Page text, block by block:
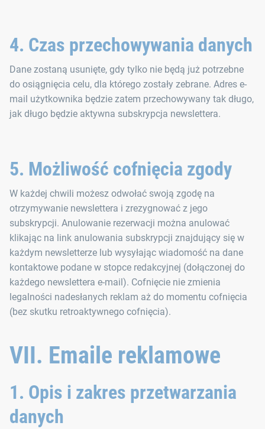
4. Czas przechowywania danych
Dane zostaną usunięte, gdy tylko nie będą już potrzebne
do osiągnięcia celu, dla którego zostały zebrane. Adres e-
mail użytkownika będzie zatem przechowywany tak długo,
jak długo będzie aktywna subskrypcja newslettera.
5. Możliwość cofnięcia zgody
W każdej chwili możesz odwołać swoją zgodę na
otrzymywanie newslettera i zrezygnować z jego
subskrypcji. Anulowanie rezerwacji można anulować
klikając na link anulowania subskrypcji znajdujący się w
każdym newsletterze lub wysyłając wiadomość na dane
kontaktowe podane w stopce redakcyjnej (dołączonej do
każdego newslettera e-mail). Cofnięcie nie zmienia
legalności nadesłanych reklam aż do momentu cofnięcia
(bez skutku retroaktywnego cofnięcia).
VII. Emaile reklamowe
1. Opis i zakres przetwarzania
danych